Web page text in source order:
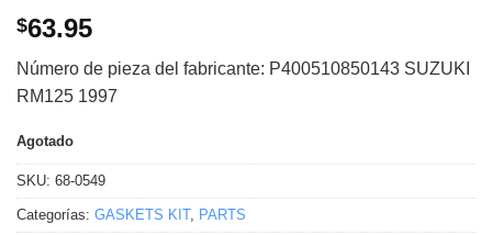
$63.95
Número de pieza del fabricante: P400510850143 SUZUKI
RM125 1997
Agotado
SKU: 68-0549
Categorías: GASKETS KIT, PARTS